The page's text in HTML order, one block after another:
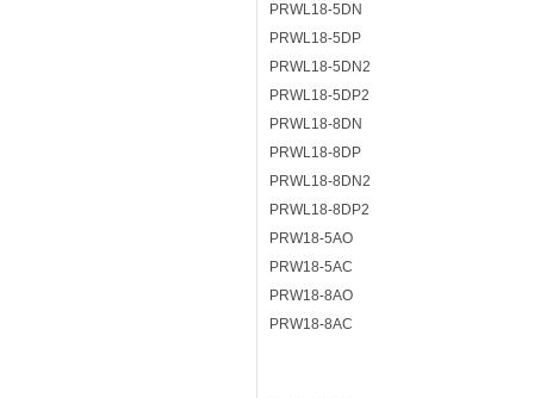
PRWL18-5DN
PRWL18-5DP
PRWL18-5DN2
PRWL18-5DP2
PRWL18-8DN
PRWL18-8DP
PRWL18-8DN2
PRWL18-8DP2
PRW18-5AO
PRW18-5AC
PRW18-8AO
PRW18-8AC